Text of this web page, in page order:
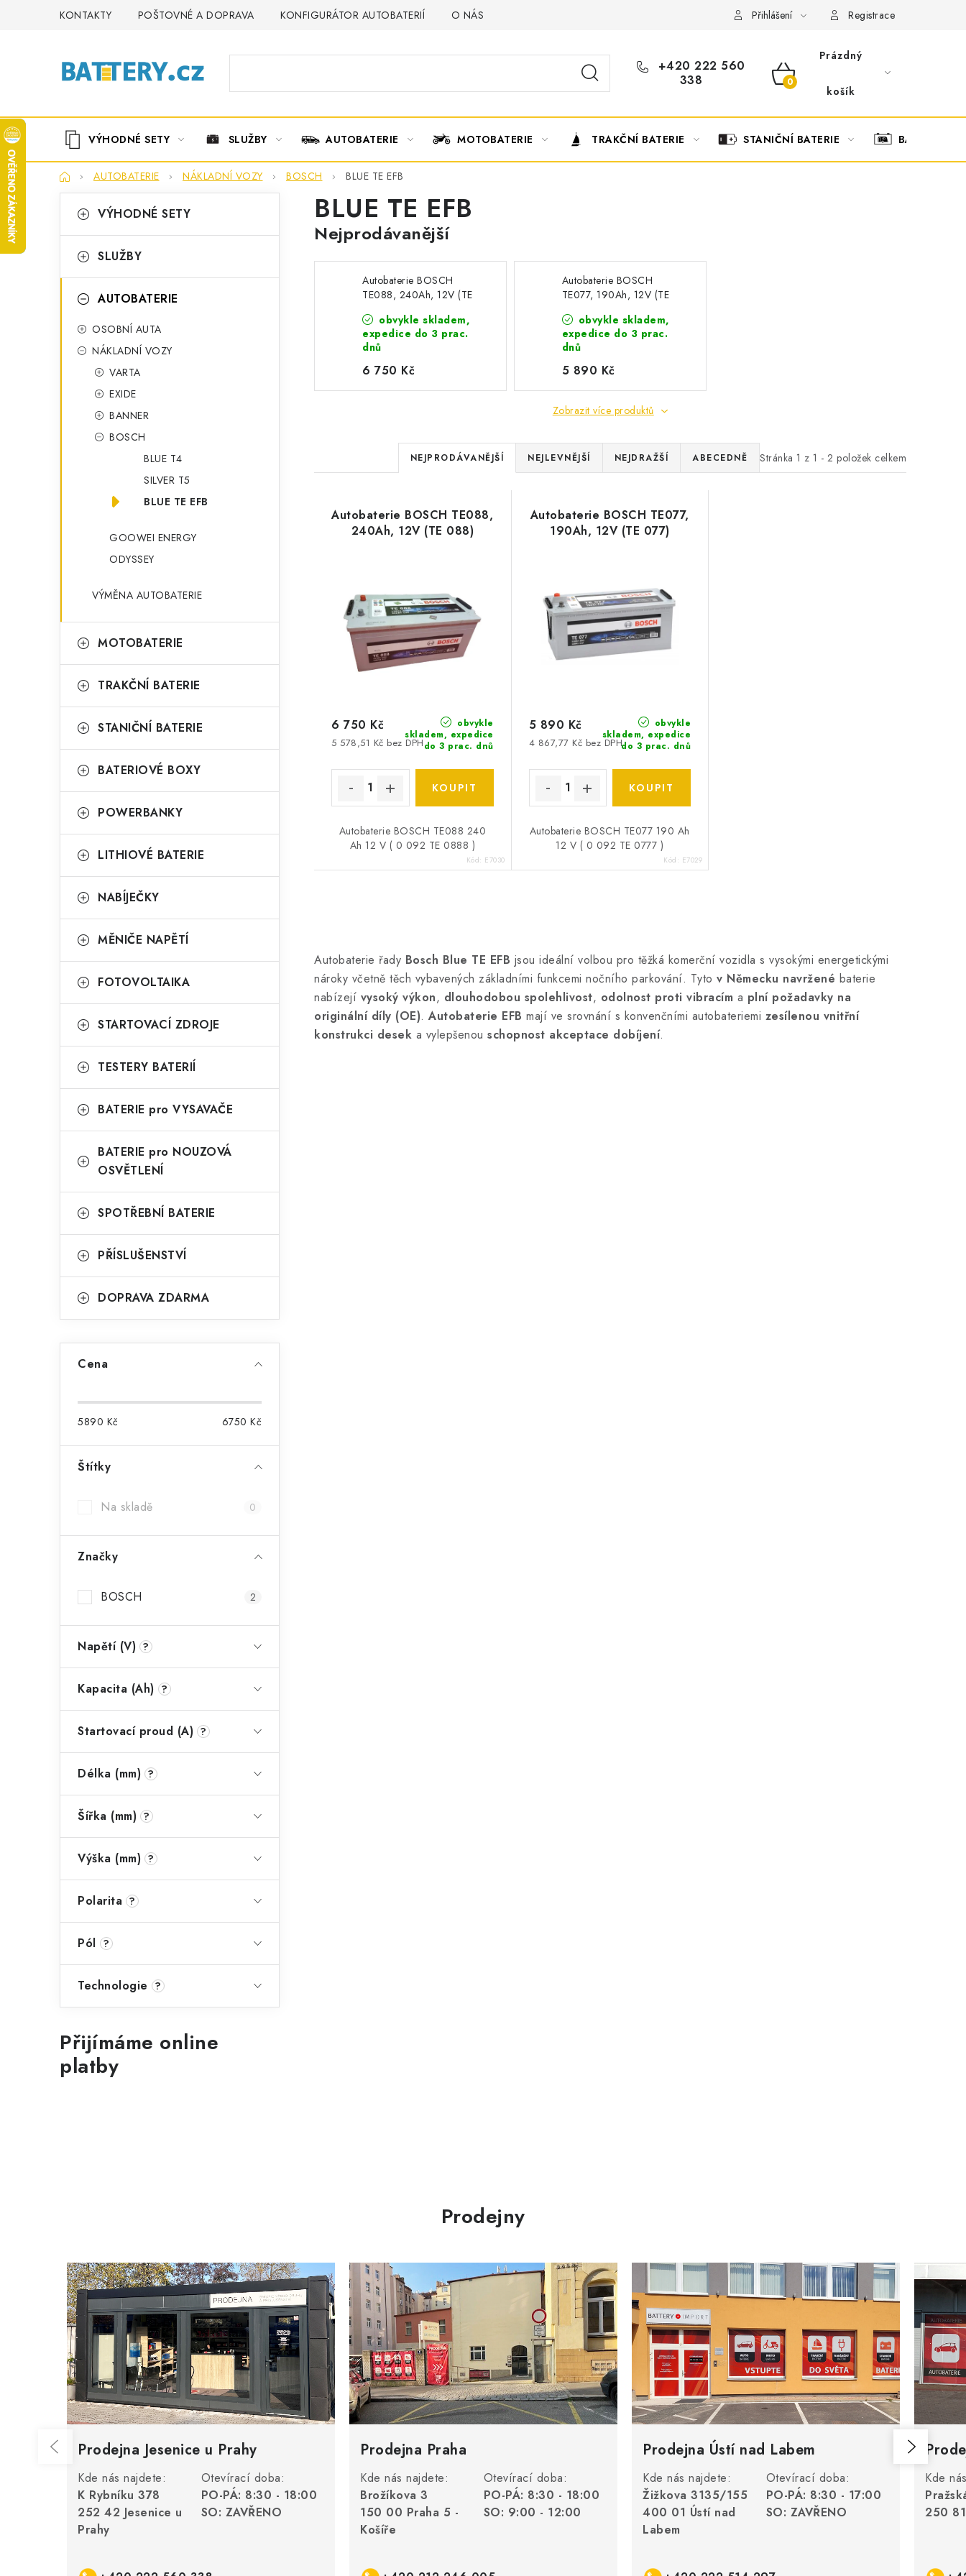
KONTAKTY POŠTOVNÉ A DOPRAVA KONFIGURÁTOR AUTOBATERIÍ O NÁS OBCHODNÍ PODMÍNKY OCHRANA OSOBNÍCH ÚDAJŮ
Přihlášení Registrace
+420 222 560
338
NÁKUPNÍ
Prázdný
košík
VÝHODNÉ SETY SLUŽBY AUTOBATERIE MOTOBATERIE TRAKČNÍ BATERIE STANIČNÍ BATERIE BATERIOVÉ
DomůAUTOBATERIE NÁKLADNÍ VOZY BOSCH BLUE TE EFB
o
t
kategorie
a
e
VÝHODNÉ SETY
SLUŽBY
AUTOBATERIE
OSOBNÍ AUTA
NÁKLADNÍ VOZY
VARTA
EXIDE
BANNER
BOSCH
BLUE T4
SILVER T5
BLUE TE EFB
GOOWEI ENERGY
ODYSSEY
VÝMĚNA AUTOBATERIE
MOTOBATERIE
TRAKČNÍ BATERIE
STANIČNÍ BATERIE
BATERIOVÉ BOXY
POWERBANKY
LITHIOVÉ BATERIE
NABÍJEČKY
MĚNIČE NAPĚTÍ
FOTOVOLTAIKA
STARTOVACÍ ZDROJE
TESTERY BATERIÍ
BATERIE pro VYSAVAČE
BATERIE pro NOUZOVÁ
OSVĚTLENÍ
SPOTŘEBNÍ BATERIE
PŘÍSLUŠENSTVÍ
DOPRAVA ZDARMA
Cena
5890 Kč 6750 Kč
Štítky
Na skladě 0
Značky
BOSCH 2
Napětí (V) ?
Kapacita (Ah) ?
Startovací proud (A) ?
Délka (mm) ?
Šířka (mm) ?
Výška (mm) ?
Polarita ?
Pól ?
Technologie ?
Přijímáme online
platby
BLUE TE EFB
Nejprodávanější
Autobaterie BOSCH
TE088, 240Ah, 12V (TE
obvykle skladem,
expedice do 3 prac.
dnů
6 750 Kč
Autobaterie BOSCH
TE077, 190Ah, 12V (TE
obvykle skladem,
expedice do 3 prac.
dnů
5 890 Kč
Zobrazit více produktů
Stránka 1 z 1 - 2 položek celkem
Ř
a
z
e
í
p
r
o
u
k
ů
NEJPRODÁVANĚJŠÍ NEJLEVNĚJŠÍ NEJDRAŽŠÍ ABECEDNĚ
Autobaterie BOSCH TE088,
240Ah, 12V (TE 088)
obvykle
skladem, expedice
do 3 prac. dnů
5 578,51 Kč bez DPH
6 750 Kč
Autobaterie BOSCH TE088 240
Ah 12 V ( 0 092 TE 0888 )
Kód: E7030
Autobaterie BOSCH TE077,
190Ah, 12V (TE 077)
obvykle
skladem, expedice
do 3 prac. dnů
4 867,77 Kč bez DPH
5 890 Kč
Autobaterie BOSCH TE077 190 Ah
12 V ( 0 092 TE 0777 )
Kód: E7029
v
l
á
d
a
Autobaterie řady Bosch Blue TE EFB jsou ideální volbou pro těžká komerční vozidla s vysokými energetickými
nároky včetně těch vybavených základními funkcemi nočního parkování. Tyto v Německu navržené baterie
nabízejí vysoký výkon, dlouhodobou spolehlivost, odolnost proti vibracím a plní požadavky na
originální díly (OE). Autobaterie EFB mají ve srovnání s konvenčními autobateriemi zesílenou vnitřní
konstrukci desek a vylepšenou schopnost akceptace dobíjení.
Prodejny
Prodejna Jesenice u Prahy
Kde nás najdete:
K Rybníku 378
252 42 Jesenice u
Prahy
Otevírací doba:
PO-PÁ: 8:30 - 18:00
SO: ZAVŘENO
Prodejna Praha
Kde nás najdete:
Brožíkova 3
150 00 Praha 5 -
Košíře
Otevírací doba:
PO-PÁ: 8:30 - 18:00
SO: 9:00 - 12:00
Prodejna Ústí nad Labem
Kde nás najdete:
Žižkova 3135/155
400 01 Ústí nad
Labem
Otevírací doba:
PO-PÁ: 8:30 - 17:00
SO: ZAVŘENO
Kde
250